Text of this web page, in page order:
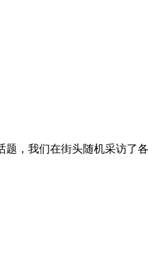
，我们在街头随机采访了